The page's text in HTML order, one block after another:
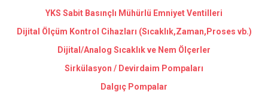
YKS Sabit Basınçlı Mühürlü Emniyet Ventilleri
Dijital Ölçüm Kontrol Cihazları (Sıcaklık,Zaman,Proses vb.)
Dijital/Analog Sıcaklık ve Nem Ölçerler
Sirkülasyon / Devirdaim Pompaları
Dalgıç Pompalar